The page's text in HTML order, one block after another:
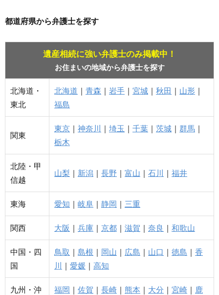
都道府県から弁護士を探す
遺産相続に強い弁護士のみ掲載中！
お住まいの地域から弁護士を探す
北海道・
東北
北海道 ｜ 青森 ｜ 岩手 ｜ 宮城 ｜ 秋田 ｜ 山形 ｜
福島
関東
東京 ｜ 神奈川 ｜ 埼玉 ｜ 千葉 ｜ 茨城 ｜ 群馬 ｜
栃木
北陸・甲
信越
山梨 ｜ 新潟 ｜ 長野 ｜ 富山 ｜ 石川 ｜ 福井
東海 愛知 ｜ 岐阜 ｜ 静岡 ｜ 三重
関西 大阪 ｜ 兵庫 ｜ 京都 ｜ 滋賀 ｜ 奈良 ｜ 和歌山
中国・四
国
鳥取 ｜ 島根 ｜ 岡山 ｜ 広島 ｜ 山口 ｜ 徳島 ｜ 香
川
｜ 愛媛 ｜ 高知
九州・沖
福岡 ｜ 佐賀 ｜ 長崎 ｜ 熊本 ｜ 大分 ｜ 宮崎 ｜ 鹿